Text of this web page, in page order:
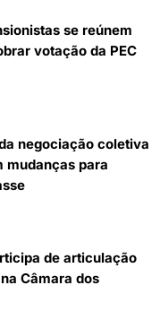
se reúnem
votação da PEC
negociação coletiva
mudanças para
de articulação
Câmara dos